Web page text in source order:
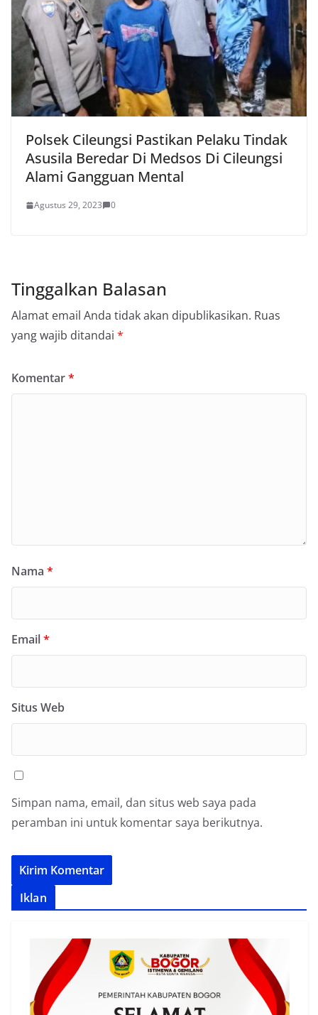
Polsek Cileungsi Pastikan Pelaku Tindak
Asusila Beredar Di Medsos Di Cileungsi
Alami Gangguan Mental
Agustus 29, 2023 0
Tinggalkan Balasan
Alamat email Anda tidak akan dipublikasikan. Ruas
yang wajib ditandai *
Komentar*
Nama *
Email*
Situs Web
Simpan nama, email, dan situs web saya pada
peramban ini untuk komentar saya berikutnya.
Iklan